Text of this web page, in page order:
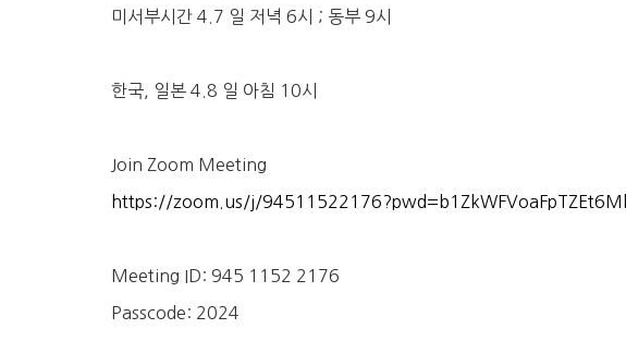
미서부시간 4.7 일 저녁 6시 ; 동부 9시
한국, 일본 4.8 일 아침 10시
Join Zoom Meeting
https://zoom.us/j/
Meeting ID: 945 1152 2176
Passcode: 2024